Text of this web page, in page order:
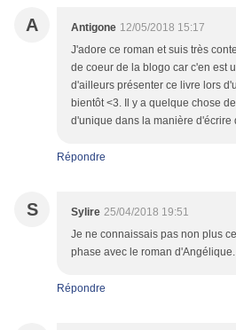
A Antigone 12/05/2018 15:17
J'adore ce roman et suis très
de coeur de la blogo car c'en est
d'ailleurs présenter ce livre lors
bientôt <3. Il y a quelque chose
d'unique dans la manière
Répondre
S Sylire 25/04/2018 19:51
Je ne connaissais pas non plus
phase avec le roman d'Angélique.
Répondre